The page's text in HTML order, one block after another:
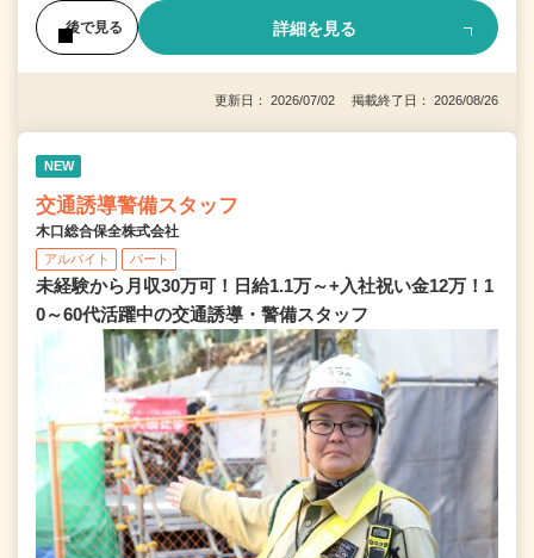
後で見る 詳細を見る
更新日： 2026/07/02 掲載終了日： 2026/08/26
NEW
交通誘導警備スタッフ
木口総合保全株式会社
アルバイト パート
未経験から月収30万可！日給1.1万～+入社祝い金12万！1
0～60代活躍中の交通誘導・警備スタッフ